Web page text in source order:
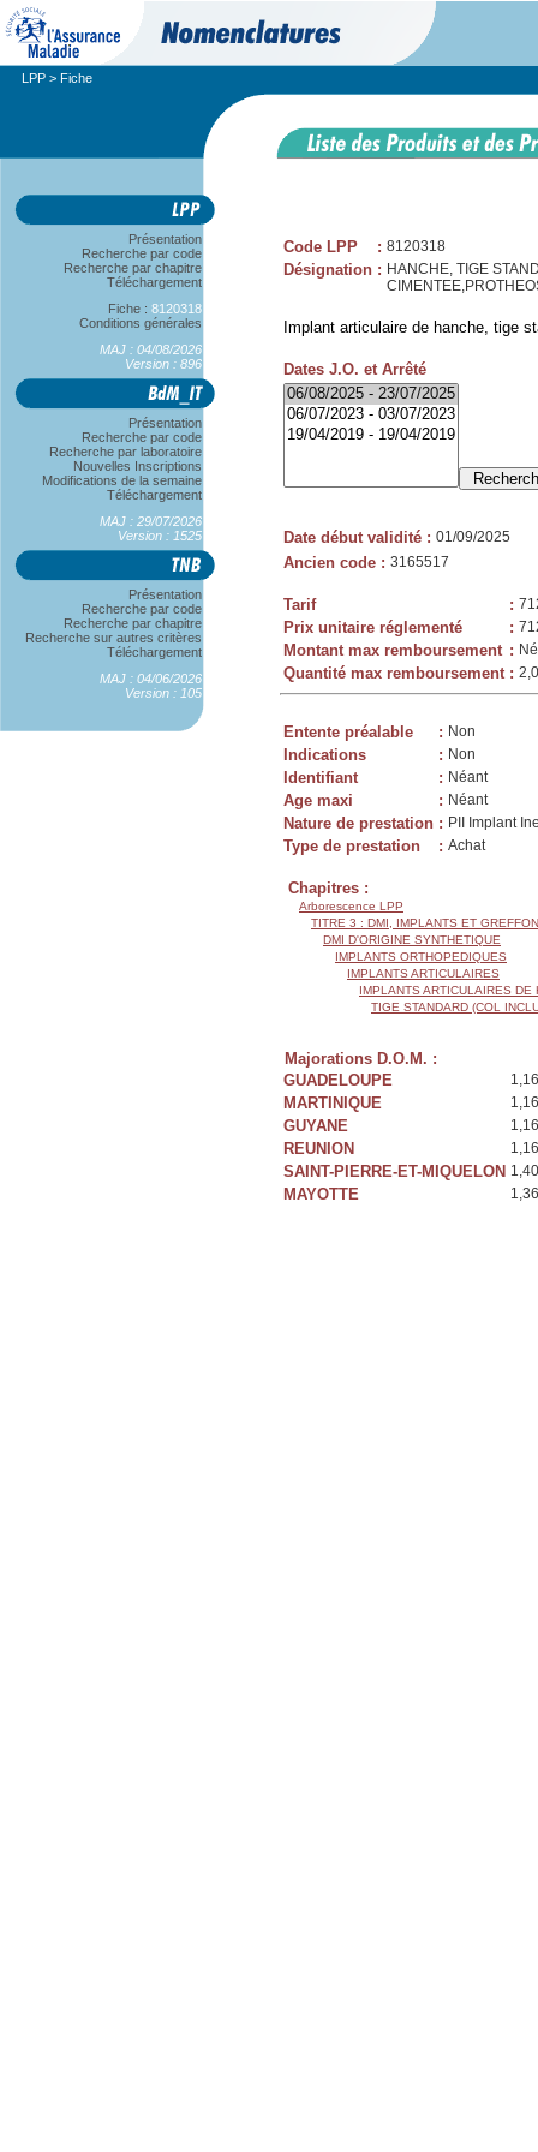
LPP > Fiche
Présentation
Recherche par code
Recherche par chapitre
Téléchargement
Fiche : 8120318
Conditions générales
MAJ : 04/08/2026
Version : 896
Présentation
Recherche par code
Recherche par laboratoire
Nouvelles Inscriptions
Modifications de la semaine
Téléchargement
MAJ : 29/07/2026
Version : 1525
Présentation
Recherche par code
Recherche par chapitre
Recherche sur autres critères
Téléchargement
MAJ : 04/06/2026
Version : 105
Code LPP : 8120318
Désignation : HANCHE, TIGE
Implant articulaire de hanche, tige
Dates J.O. et Arrêté
Date début validité : 01/09/2025
Ancien code : 3165517
Tarif :
Prix unitaire réglementé :
Montant max remboursement :
Quantité max remboursement :
Entente préalable : Non
Indications : Non
Identifiant : Néant
Age maxi : Néant
Nature de prestation : PII Implant
Type de prestation : Achat
Chapitres :
Arborescence LPP
TITRE 3 : DMI, IMPLANTS ET
DMI D'ORIGINE SYNTHETIQUE
IMPLANTS ORTHOPEDIQUES
IMPLANTS ARTICULAIRES
IMPLANTS ARTICULAIRES DE
TIGE STANDARD (COL
Majorations D.O.M. :
GUADELOUPE
MARTINIQUE
GUYANE
REUNION
SAINT-PIERRE-ET-MIQUELON
MAYOTTE